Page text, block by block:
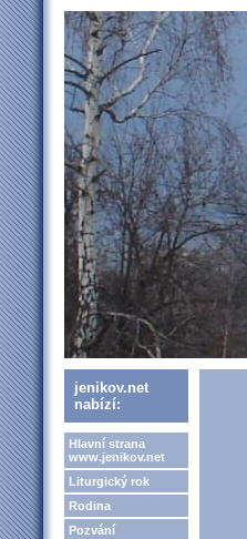
jenikov.net
nabízí:
Hlavní strana
www.jenikov.net
Liturgický rok
Rodina
Pozvání